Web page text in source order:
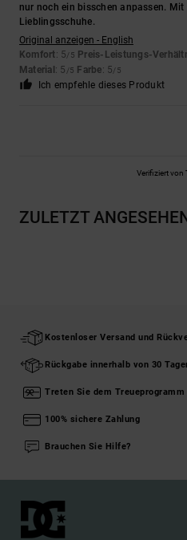
nur noch ein bisschen anpassen. Mit
Lieblingsschuhe.
Original anzeigen - English
Komfort: 5/5 Preis-Leistungs-
Material : 5 /5 Farbe: 5/5
Ich empfehle dieses Produkt
Verifiziert von
ZULETZT
Kostenloser Versand und
Rückgabe innerhalb von 30
Treten Sie dem Treueprogramm
100% sichere Zahlung
Brauchen Sie Hilfe?